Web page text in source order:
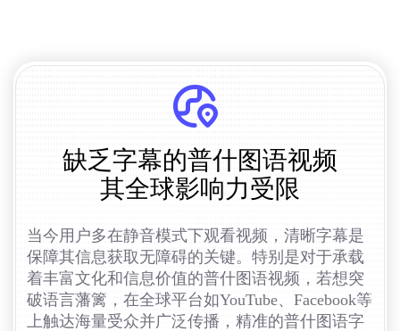
缺乏字幕的普什图语视频
其全球影响力受限
当今用户多在静音模式下观看视频，清晰字幕是
保障其信息获取无障碍的关键。特别是对于承载
着丰富文化和信息价值的普什图语视频，若想突
破语言藩篱，在全球平台如YouTube、Facebook等
上触达海量受众并广泛传播，精准的普什图语字